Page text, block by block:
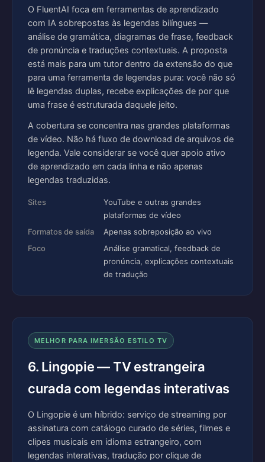
O FluentAI foca em ferramentas de aprendizado
com IA sobrepostas às legendas bilíngues —
análise de gramática, diagramas de frase, feedback
de pronúncia e traduções contextuais. A proposta
está mais para um tutor dentro da extensão do que
para uma ferramenta de legendas pura: você não só
lê legendas duplas, recebe explicações de por que
uma frase é estruturada daquele jeito.
A cobertura se concentra nas grandes plataformas
de vídeo. Não há fluxo de download de arquivos de
legenda. Vale considerar se você quer apoio ativo
de aprendizado em cada linha e não apenas
legendas traduzidas.
Sites
YouTube e outras grandes
plataformas de vídeo
Formatos de saída
Apenas sobreposição ao vivo
Foco
Análise gramatical, feedback de
pronúncia, explicações contextuais
de tradução
MELHOR PARA IMERSÃO ESTILO TV
6. Lingopie — TV estrangeira
curada com legendas interativas
O Lingopie é um híbrido: serviço de streaming por
assinatura com catálogo curado de séries, filmes e
clipes musicais em idioma estrangeiro, com
legendas interativas, tradução por clique de